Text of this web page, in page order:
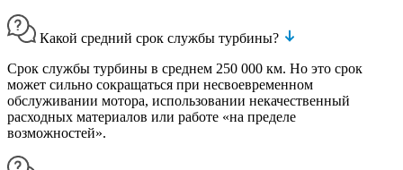
Какой средний срок службы турбины?
Срок службы турбины в среднем 250 000 км. Но это срок
может сильно сокращаться при несвоевременном
обслуживании мотора, использовании некачественный
расходных материалов или работе «на пределе
возможностей».